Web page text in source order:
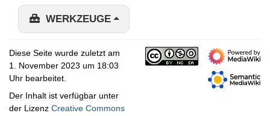
WERKZEUGE
Diese Seite wurde zuletzt am
1. November 2023 um 18:03
Uhr bearbeitet.
Der Inhalt ist verfügbar unter
der Lizenz Creative Commons